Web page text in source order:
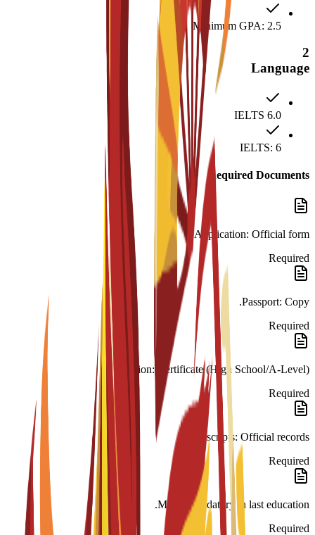
Minimum GPA: 2.5
2
Language
IELTS 6.0
IELTS: 6
Required Documents
Application: Official form.
Required
Passport: Copy.
Required
Education: Certificate (High School/A-Level).
Required
Transcripts: Official records.
Required
Math: Mandatory in last education.
Required